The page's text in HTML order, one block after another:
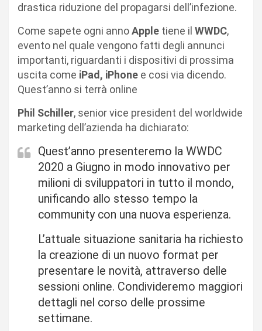
drastica riduzione del propagarsi dell’infezione.
Come sapete ogni annoApple tiene il WWDC,
evento nel quale vengono fatti degli annunci
importanti, riguardanti i dispositivi di prossima
uscita come iPad, iPhone e cosi via dicendo.
Quest’anno si terrà online
Phil Schiller, senior vice president del worldwide
marketing dell’azienda ha dichiarato:
Quest’anno presenteremo la WWDC
2020 a Giugno in modo innovativo per
milioni di sviluppatori in tutto il mondo,
unificando allo stesso tempo la
community con una nuova esperienza.
L’attuale situazione sanitaria ha richiesto
la creazione di un nuovo format per
presentare le novità, attraverso delle
sessioni online. Condivideremo maggiori
dettagli nel corso delle prossime
settimane.